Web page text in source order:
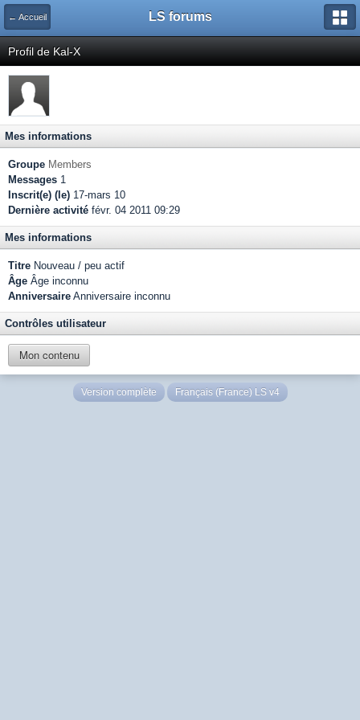
← Accueil LS forums
Profil de Kal-X
Mes informations
Groupe Members
Messages 1
Inscrit(e) (le) 17-mars 10
Dernière activité févr. 04 2011 09:29
Mes informations
Titre Nouveau / peu actif
Âge Âge inconnu
Anniversaire Anniversaire inconnu
Contrôles utilisateur
Mon contenu
Version complète Français (France) LS v4